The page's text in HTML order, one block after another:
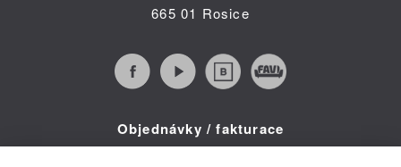
665 01 Rosice
Objednávky / fakturace